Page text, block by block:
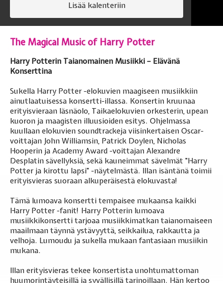
Lisää kalenteriin
The Magical Music of Harry Potter
Harry Potterin Taianomainen Musiikki – Elävänä
Konserttina
Sukella Harry Potter -elokuvien maagiseen musiikkiin
ainutlaatuisessa konsertti-illassa. Konsertin kruunaa
erityisvieraan läsnäolo, Taikaelokuvien orkesterin, upean
kuoron ja maagisten illuusioiden esitys. Ohjelmassa
kuullaan elokuvien soundtrackeja viisinkertaisen Oscar-
voittajan John Williamsin, Patrick Doylen, Nicholas
Hooperin ja Academy Award -voittajan Alexandre
Desplatin sävellyksiä, sekä kauneimmat sävelmät "Harry
Potter ja kirottu lapsi" -näytelmästä. Illan isäntänä toimii
erityisvieras suoraan alkuperäisestä elokuvasta!
Tämä lumoava konsertti tempaisee mukaansa kaikki
Harry Potter -fanit! Harry Potterin lumoava
musiikkikonsertti tarjoaa musiikkimatkan taianomaiseen
maailmaan täynnä ystävyyttä, seikkailua, rakkautta ja
velhoja. Lumoudu ja sukella mukaan fantasiaan musiikin
mukana.
Illan erityisvieras tekee konsertista unohtumattoman
huumorintäyteisillä ja syvällisillä tarinoillaan. Hän kertoo